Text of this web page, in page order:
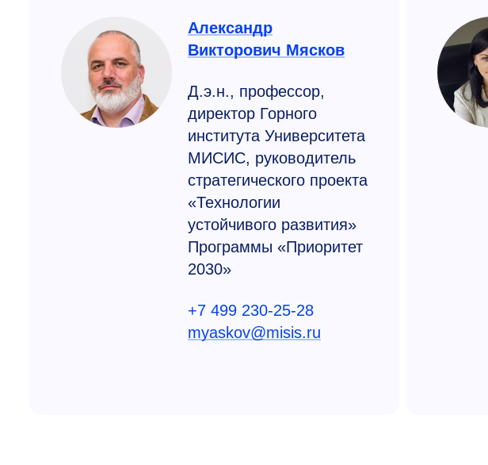
Александр
Викторович Мясков
Д.э.н., профессор,
директор Горного
института Университета
МИСИС, руководитель
стратегического проекта
«Технологии
устойчивого развития»
Программы «Приоритет
2030»
+7 499 230-25-28
myaskov@misis.ru